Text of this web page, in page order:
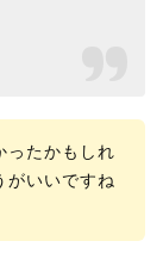
ったかもしれ
がいいですね